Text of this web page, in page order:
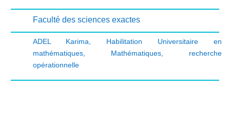
Faculté des sciences exactes
ADEL Karima
Habilitation Universitaire en
mathématiques, Mathématiques, recherche
opérationnelle